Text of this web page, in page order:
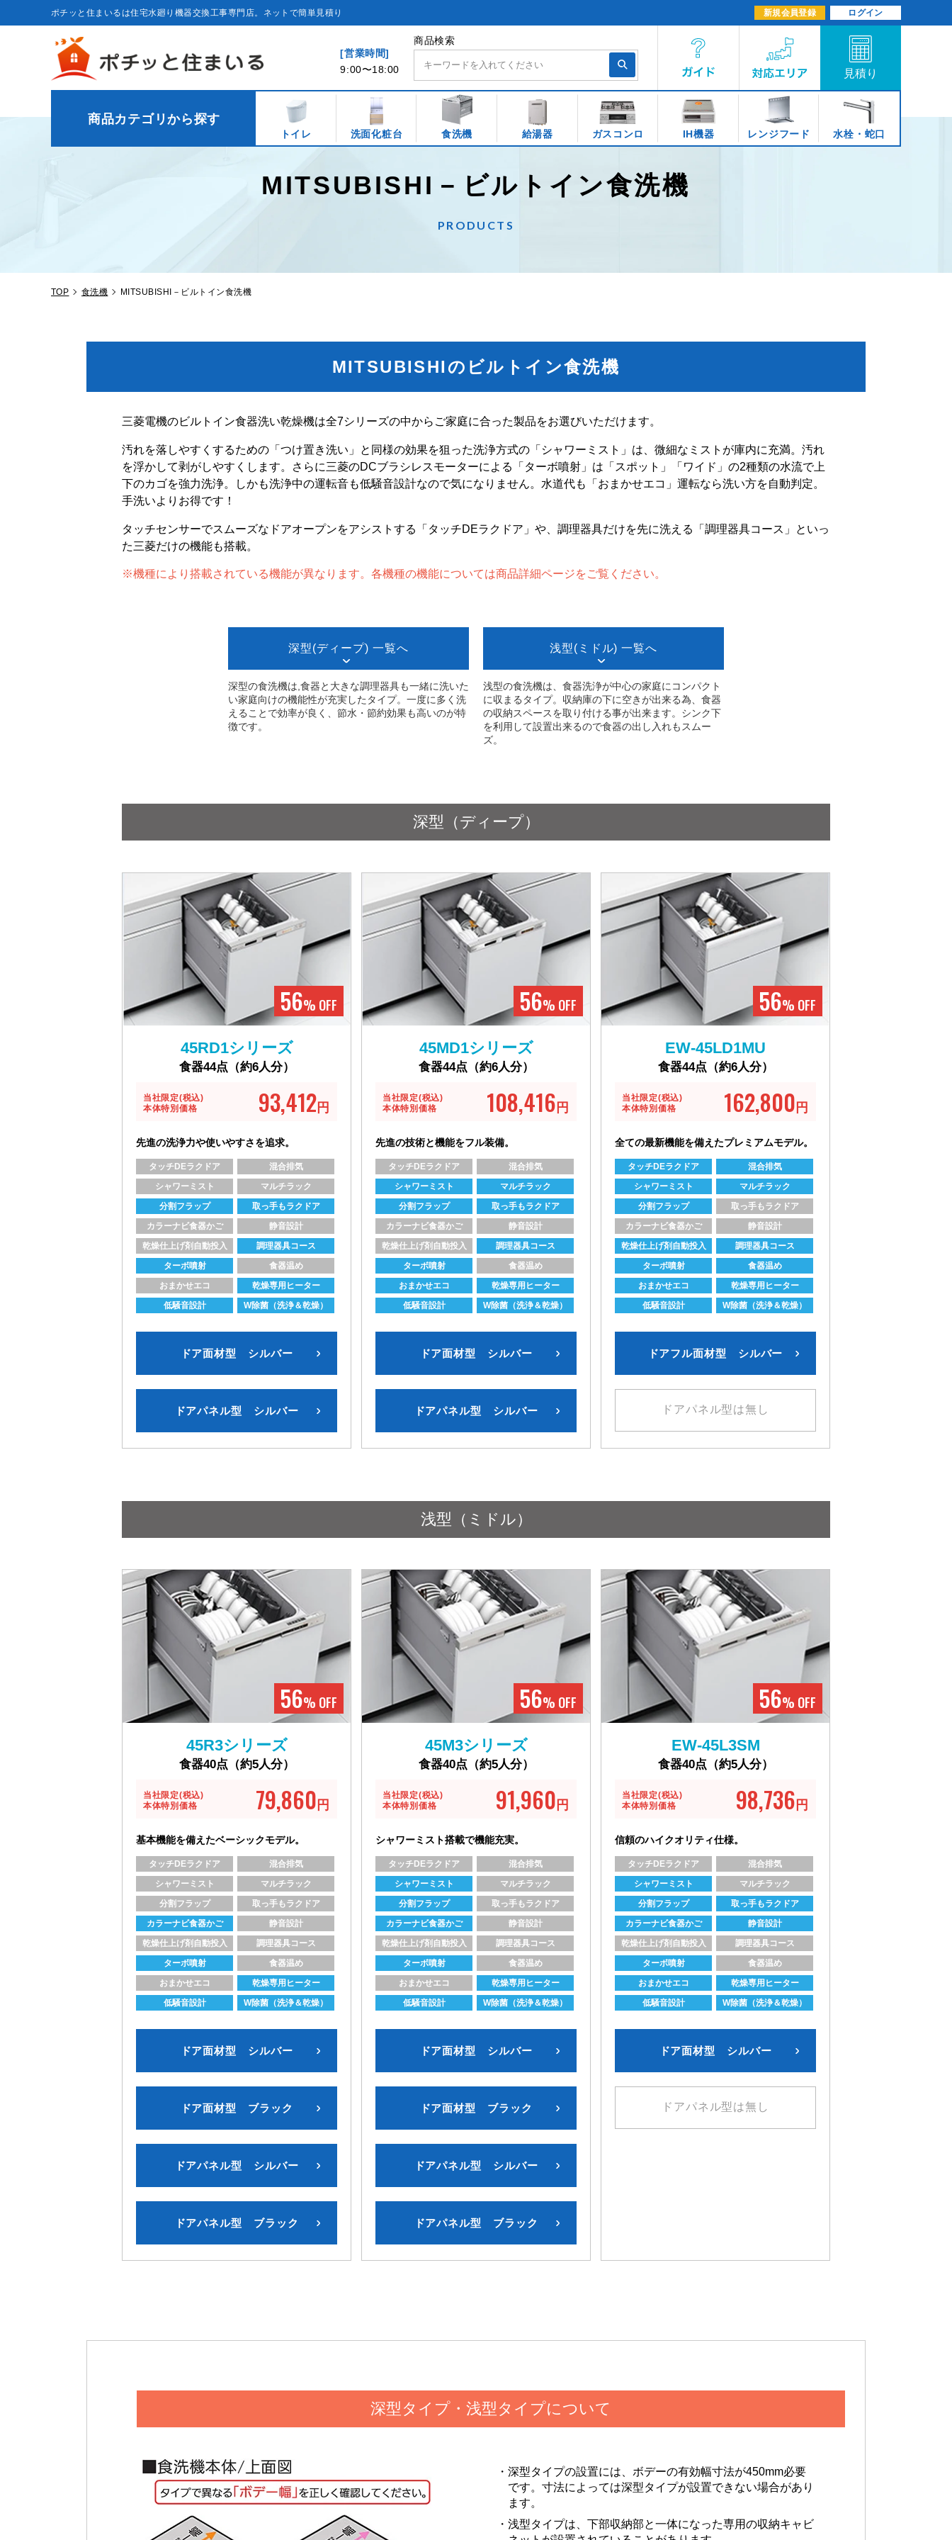
ポチッと住まいるは住宅水廻り機器交換工事専門店。ネットで簡単見積り 新規会員登録 ログイン
[営業時間]
9:00〜18:00
商品検索
商品カテゴリから探す
トイレ 洗面化粧台 食洗機 給湯器 ガスコンロ IH機器 レンジフード 水栓・蛇口
MITSUBISHI－ビルトイン食洗機
PRODUCTS
TOP 食洗機 MITSUBISHI－ビルトイン食洗機
MITSUBISHIのビルトイン食洗機
三菱電機のビルトイン食器洗い乾燥機は全7シリーズの中からご家庭に合った製品をお選びいただけます。
汚れを落しやすくするための「つけ置き洗い」と同様の効果を狙った洗浄方式の「シャワーミスト」は、微細なミストが庫内に充満。汚れ
を浮かして剥がしやすくします。さらに三菱のDCブラシレスモーターによる「ターボ噴射」は「スポット」「ワイド」の2種類の水流で上
下のカゴを強力洗浄。しかも洗浄中の運転音も低騒音設計なので気になりません。水道代も「おまかせエコ」運転なら洗い方を自動判定。
手洗いよりお得です！
タッチセンサーでスムーズなドアオープンをアシストする「タッチDEラクドア」や、調理器具だけを先に洗える「調理器具コース」といっ
た三菱だけの機能も搭載。
※機種により搭載されている機能が異なります。各機種の機能については商品詳細ページをご覧ください。
深型(ディープ) 一覧へ
深型の食洗機は,食器と大きな調理器具も一緒に洗いた
い家庭向けの機能性が充実したタイプ。一度に多く洗
えることで効率が良く、節水・節約効果も高いのが特
徴です。
浅型(ミドル) 一覧へ
浅型の食洗機は、食器洗浄が中心の家庭にコンパクト
に収まるタイプ。収納庫の下に空きが出来る為、食器
の収納スペースを取り付ける事が出来ます。シンク下
を利用して設置出来るので食器の出し入れもスムー
ズ。
深型（ディープ）
45RD1シリーズ
食器44点（約6人分）
当社限定(税込)
本体特別価格
93,412 円
先進の洗浄力や使いやすさを追求。
56% OFF
タッチDEラクドア
混合排気
シャワーミスト
マルチラック
分割フラップ
取っ手もラクドア
カラーナビ食器かご
静音設計
乾燥仕上げ剤自動投入
調理器具コース
ターボ噴射
食器温め
おまかせエコ
乾燥専用ヒーター
低騒音設計
W除菌（洗浄＆乾燥）
ドア面材型 シルバー
ドアパネル型 シルバー
45MD1シリーズ
食器44点（約6人分）
当社限定(税込)
本体特別価格
108,416 円
先進の技術と機能をフル装備。
56% OFF
タッチDEラクドア
混合排気
シャワーミスト
マルチラック
分割フラップ
取っ手もラクドア
カラーナビ食器かご
静音設計
乾燥仕上げ剤自動投入
調理器具コース
ターボ噴射
食器温め
おまかせエコ
乾燥専用ヒーター
低騒音設計
W除菌（洗浄＆乾燥）
ドア面材型 シルバー
ドアパネル型 シルバー
EW-45LD1MU
食器44点（約6人分）
当社限定(税込)
本体特別価格
162,800 円
全ての最新機能を備えたプレミアムモデル。
56% OFF
タッチDEラクドア
混合排気
シャワーミスト
マルチラック
分割フラップ
取っ手もラクドア
カラーナビ食器かご
静音設計
乾燥仕上げ剤自動投入
調理器具コース
ターボ噴射
食器温め
おまかせエコ
乾燥専用ヒーター
低騒音設計
W除菌（洗浄＆乾燥）
ドアフル面材型 シルバー
ドアパネル型は無し
浅型（ミドル）
45R3シリーズ
食器40点（約5人分）
当社限定(税込)
本体特別価格
79,860 円
基本機能を備えたベーシックモデル。
56% OFF
タッチDEラクドア
混合排気
シャワーミスト
マルチラック
分割フラップ
取っ手もラクドア
カラーナビ食器かご
静音設計
乾燥仕上げ剤自動投入
調理器具コース
ターボ噴射
食器温め
おまかせエコ
乾燥専用ヒーター
低騒音設計
W除菌（洗浄＆乾燥）
ドア面材型 シルバー
ドア面材型 ブラック
ドアパネル型 シルバー
ドアパネル型 ブラック
45M3シリーズ
食器40点（約5人分）
当社限定(税込)
本体特別価格
91,960 円
シャワーミスト搭載で機能充実。
タッチDEラクドア
混合排気
シャワーミスト
マルチラック
分割フラップ
取っ手もラクドア
カラーナビ食器かご
静音設計
乾燥仕上げ剤自動投入
調理器具コース
ターボ噴射
食器温め
おまかせエコ
乾燥専用ヒーター
低騒音設計
W除菌（洗浄＆乾燥）
56% OFF
ドア面材型 シルバー
ドア面材型 ブラック
ドアパネル型 シルバー
ドアパネル型 ブラック
EW-45L3SM
食器40点（約5人分）
当社限定(税込)
本体特別価格
98,736 円
信頼のハイクオリティ仕様。
56% OFF
タッチDEラクドア
混合排気
シャワーミスト
マルチラック
分割フラップ
取っ手もラクドア
カラーナビ食器かご
静音設計
乾燥仕上げ剤自動投入
調理器具コース
ターボ噴射
食器温め
おまかせエコ
乾燥専用ヒーター
低騒音設計
W除菌（洗浄＆乾燥）
ドア面材型 シルバー
ドアパネル型は無し
深型タイプ・浅型タイプについて
・深型タイプの設置には、ボデーの有効幅寸法が450mm必要
です。寸法によっては深型タイプが設置できない場合があり
ます。
・浅型タイプは、下部収納部と一体になった専用の収納キャビ